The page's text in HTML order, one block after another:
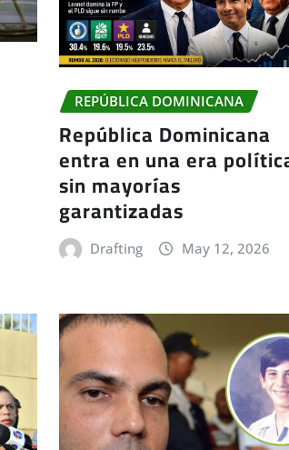
REPÚBLICA DOMINICANA
República Dominicana
entra en una era
sin mayorías
garantizadas
Drafting May 12, 2026